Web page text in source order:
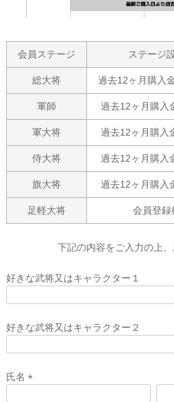
会員ステージ ステージ
総大将 過去12ヶ月購入
軍師 過去12ヶ月購入
軍大将 過去12ヶ月購入
侍大将 過去12ヶ月購入
旗大将 過去12ヶ月購入
足軽大将 会員登録
下記の内容をご入力の上、
好きな武将又はキャラクター１
好きな武将又はキャラクター２
氏名